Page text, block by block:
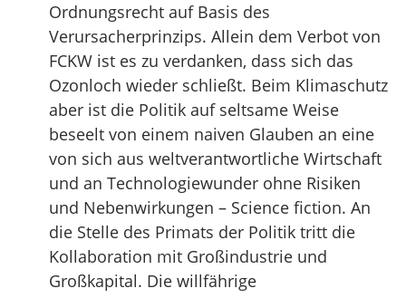
Ordnungsrecht auf Basis des
Verursacherprinzips. Allein dem Verbot von
FCKW ist es zu verdanken, dass sich das
Ozonloch wieder schließt. Beim Klimaschutz
aber ist die Politik auf seltsame Weise
beseelt von einem naiven Glauben an eine
von sich aus weltverantwortliche Wirtschaft
und an Technologiewunder ohne Risiken
und Nebenwirkungen – Science fiction. An
die Stelle des Primats der Politik tritt die
Kollaboration mit Großindustrie und
Großkapital. Die willfährige